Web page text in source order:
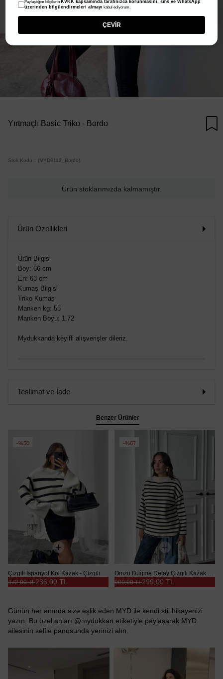
Yırtmaçlı Basic Triko - Bordo
Stok Kodu (MYD8112_Bordo)
Ürün stoklarımızda kalmamıştır.
Ürün Özellikleri
Ürün Bilgisi
Boy: 66 cm
En: 63 cm
Kumaş Bilgisi
Triko Kumaş
Manken kg: 55
Manken Boyu: 1.72
Mydukkanda keyifli alışverişler dileriz.
Teslimat ve İade
Benzer Ürünler
%50
Çizgili İspanyol Kol Kazak - Çizgili
236,00 TL
472,00 TL
%67
Omzu Düğme Detay Çizgili Kazak - Beyaz
299,00 TL
900,00 TL
Günün her anında size eşlik eden MYD ile kendi stil hikayenizi
yazın. Bu özel anları @mydukkan etiketiyle paylaşarak MYD
ailesinin selfie panosunda yerinizi alın.
Paylaştığım bilgilerin KVKK kapsamında tarafınızca korunmasını, sms ve WhatsApp
üzerinden bilgilendirmeleri almayı kabul ediyorum.
ÇEVİR